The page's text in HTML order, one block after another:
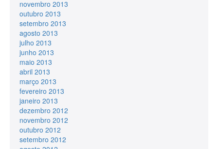
novembro 2013
outubro 2013
setembro 2013
agosto 2013
julho 2013
junho 2013
maio 2013
abril 2013
março 2013
fevereiro 2013
janeiro 2013
dezembro 2012
novembro 2012
outubro 2012
setembro 2012